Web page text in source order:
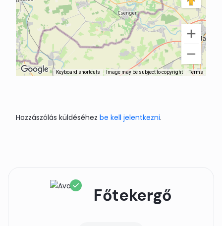
Keyboard shortcuts Image may be subject to copyright Terms
Főtekergő
Hozzászólás küldéséhez be kell jelentkezni.